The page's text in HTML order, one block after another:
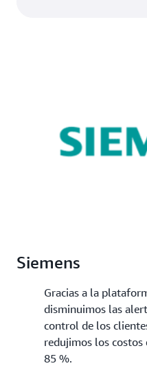
Siemens
Gracias a la
disminuimos las
control de los
redujimos los
85 %.